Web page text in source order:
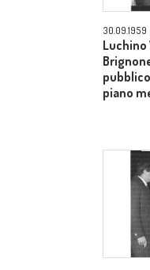
30.09.1959
Luchino
piano